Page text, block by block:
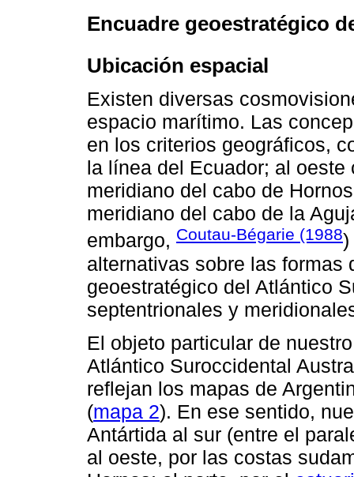
Encuadre geoestratégico
Ubicación espacial
Existen diversas
espacio marítimo. Las
en los criterios geográficos,
la línea del Ecuador; al
meridiano del cabo de
meridiano del cabo de la
embargo, Coutau-Bégarie (1988)
alternativas sobre las formas
geoestratégico del Atlántico
septentrionales y
El objeto particular de
Atlántico Suroccidental
reflejan los mapas de
(mapa 2). En ese sentido,
Antártida al sur (entre el
al oeste, por las costas